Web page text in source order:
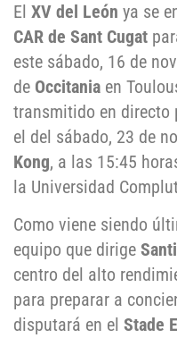
El XV del León ya se
CAR de Sant Cugat
este sábado, 16 de
de Occitania en
transmitido en directo
el del sábado, 23 de
Kong, a las 15:45
la Universidad
Como viene siendo
equipo que dirige
centro del alto
para preparar a
disputará en el Stade